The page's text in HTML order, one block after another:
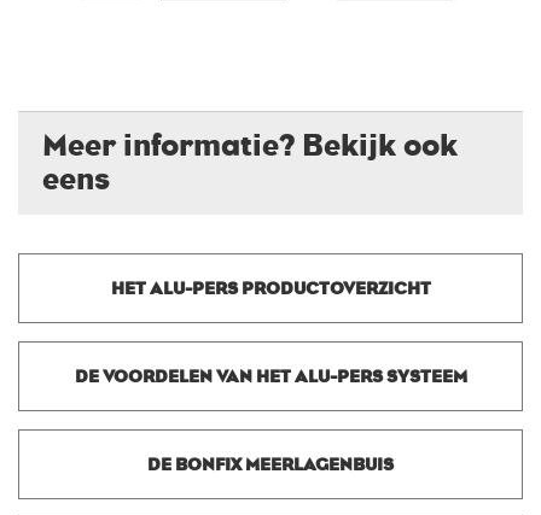
Meer informatie? Bekijk ook
eens
HET ALU-PERS PRODUCTOVERZICHT
DE VOORDELEN VAN HET ALU-PERS SYSTEEM
DE BONFIX MEERLAGENBUIS